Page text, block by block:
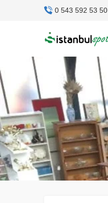
0 543 592 53 50